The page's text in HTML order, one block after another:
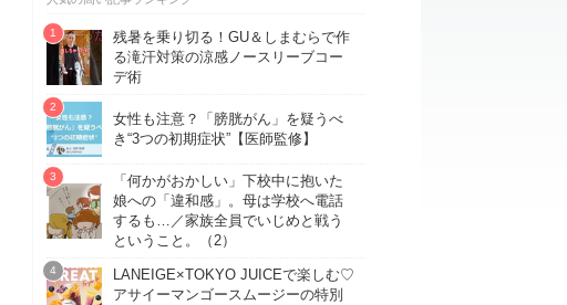
残暑を乗り切る！GU＆しまむらで作
る滝汗対策の涼感ノースリーブコー
デ術
女性も注意？「膀胱がん」を疑うべ
き“3つの初期症状”【医師監修】
「何かがおかしい」下校中に抱いた
娘への「違和感」。母は学校へ電話
するも…／家族全員でいじめと戦う
ということ。（2）
LANEIGE×TOKYO JUICEで楽しむ♡
アサイーマンゴースムージーの特別